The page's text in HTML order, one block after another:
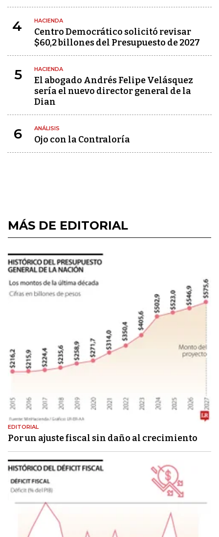
4 HACIENDA
Centro Democrático solicitó revisar
$60,2 billones del Presupuesto de 2027
5 HACIENDA
El abogado Andrés Felipe Velásquez
sería el nuevo director general de la
Dian
6 ANÁLISIS
Ojo con la Contraloría
MÁS DE EDITORIAL
EDITORIAL
Por un ajuste fiscal sin daño al crecimiento